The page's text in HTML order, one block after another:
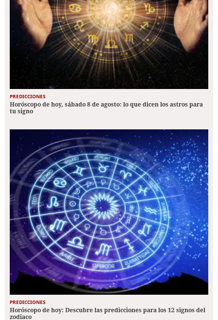
PREDICCIONES
Horóscopo de hoy, sábado 8 de agosto: lo que dicen los astros para
tu signo
PREDICCIONES
Horóscopo de hoy: Descubre las predicciones para los 12 signos del
zodiaco